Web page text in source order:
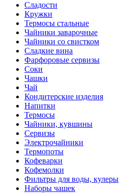
Сладости
Кружки
Термосы стальные
Чайники заварочные
Чайники со свистком
Сладкие вина
Фарфоровые сервизы
Соки
Чашки
Чай
Кондитерские изделия
Напитки
Термосы
Чайники, кувшины
Сервизы
Электрочайники
Термопоты
Кофеварки
Кофемолки
Фильтры для воды, кулеры
Наборы чашек